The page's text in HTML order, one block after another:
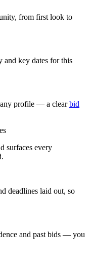
from first look to
and key dates for this
profile — a clear bid
surfaces every
deadlines laid out, so
and past bids — you